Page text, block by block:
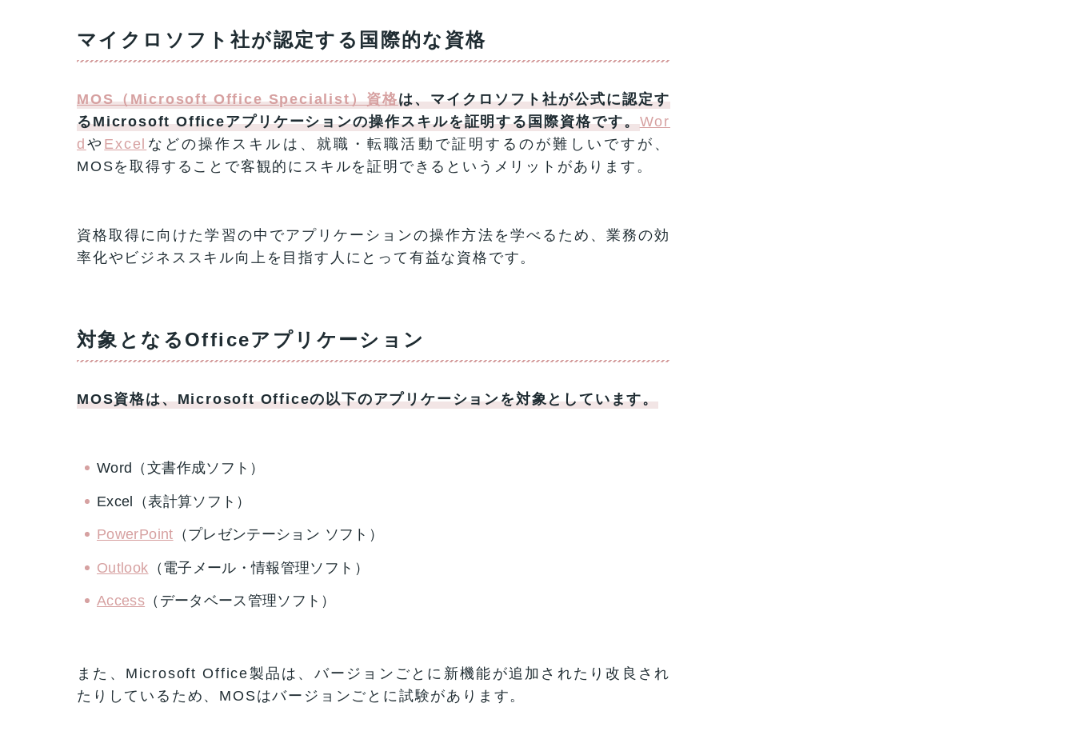
マイクロソフト社が認定する国際的な資格
MOS（Microsoft Office Specialist）資格は、マイクロソフト社が公式に認定す
るMicrosoft Officeアプリケーションの操作スキルを証明する国際資格です。Wor
d や Excel などの操作スキルは、就職・転職活動で証明するのが難しいですが、
MOSを取得することで客観的にスキルを証明できるというメリットがあります。
資格取得に向けた学習の中でアプリケーションの操作方法を学べるため、業務の効
率化やビジネススキル向上を目指す人にとって有益な資格です。
対象となるOfficeアプリケーション
MOS資格は、Microsoft Officeの以下のアプリケーションを対象としています。
Word（文書作成ソフト）
Excel（表計算ソフト）
PowerPoint （プレゼンテーション ソフト）
Outlook （電子メール・情報管理ソフト）
Access （データベース管理ソフト）
また、Microsoft Office製品は、バージョンごとに新機能が追加されたり改良され
たりしているため、MOSはバージョンごとに試験があります。